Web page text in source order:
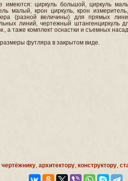
имеются: циркуль большой, циркуль
малый, крон циркуль, крон
(разной величины) для прямых
линий, чертежный штангенциркуль
а таже комплект оснастки и съемных
футляра в закрытом виде.
чертёжнику архитектору конструктору